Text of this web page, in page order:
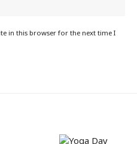
in this browser for the next time I